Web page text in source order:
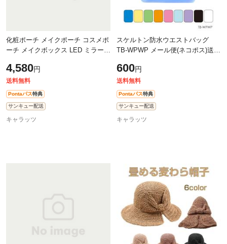
化粧ポーチ メイクポーチ コスメポ
ーチ メイクボックス LED ミラー
ニティ ポーチ バッグ 仕切り 機能
4,580円
送料無料
Pontaパス特典
サンキュー配送
キャラッツ
スケルトン防水ウエストバッグ
TB-WPWP メール便(ネコポス)送料
600円
送料無料
Pontaパス特典
サンキュー配送
キャラッツ